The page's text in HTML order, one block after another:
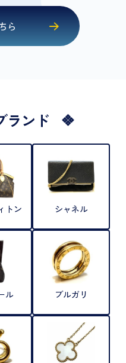
ら
ランド
トン シャネル
ル ブルガリ